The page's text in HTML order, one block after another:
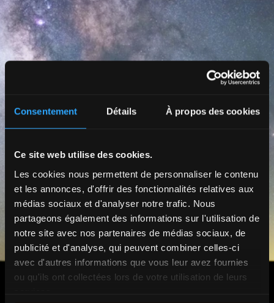
Consentement Détails À propos des cookies
Ce site web utilise des cookies.
Les cookies nous permettent de personnaliser le contenu
et les annonces, d'offrir des fonctionnalités relatives aux
médias sociaux et d'analyser notre trafic. Nous
partageons également des informations sur l'utilisation de
notre site avec nos partenaires de médias sociaux, de
publicité et d'analyse, qui peuvent combiner celles-ci
avec d'autres informations que vous leur avez fournies
ou qu'ils ont collectées lors de votre utilisation de leurs